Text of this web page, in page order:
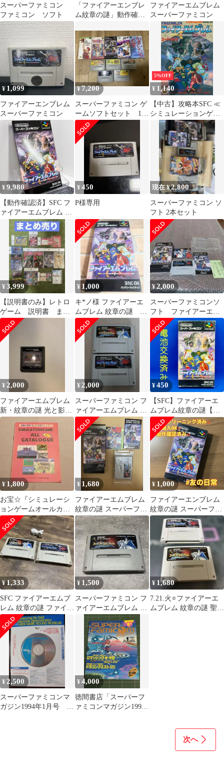
スーパーファミコン
ファミコン ソフト
「ファイアーエンブレ
ム紋章の謎」動作確認
ンソフト
ファイアーエムブレム
スーパーファミコン
¥ 1,099
ファイアーエンブレム
スーパーファミコン
¥7,200
スーパーファミコン ゲ
ームソフトセット 10
個
5%OFF
¥ 1,140
【中古】攻略本SFC ≪
シミュレーションゲー
ム≫ SFC ファイアーエ
ムブレム 紋章の謎 スー
パーガイド
¥9,980
【動作確認済】SFC フ
ァイアーエムブレム 紋
章の謎 スーパーファミ
コン 化粧箱付き
¥450
P様専用
現在 ¥2,800
スーパーファミコン ソ
フト 2本セット
¥3,999
【説明書のみ】レトロ
ゲーム 説明書 まと
め売り
¥ 1,000
キ*ノ様 ファイアーエ
ムブレム 紋章の謎 ス
ーパーファミコン ソ
フト 動作確認済
¥2,000
スーパーファミコンソ
フト ファイアーエム
ブレム紋章の謎 管理
ナンバー3952
¥ 2,000
ファイアーエムブレム
新・紋章の謎 光と影の
英雄 DS
¥ 2,000
スーパーファミコン フ
ァイアーエムブレム 2
本セット
¥450
【SFC】ファイアーエ
ムブレム紋章の謎【起
動・セーブ機能確認済
み】
¥ 1,800
お宝☆『シミュレーシ
ョンゲームオールカタ
ログ』The スーパーフ
ァミコン特別付録
¥ 1,680
ファイアーエムブレム
紋章の謎 スーパーファ
ミコン 箱説明書操作カ
ード付き
¥ 1,000
ファイアーエンブレム
紋章の謎 スーパーファ
ミコン ソフト 箱付き
説明書付き 3-170
¥ 1,333
SFC ファイアーエムブ
レム 紋章の謎 ファイア
ーエムブレム 聖戦の系
譜②
¥ 1,500
スーパーファミコン フ
ァイアーエムブレム 聖
戦の系譜 本体
¥ 1,680
7.21.火⭐️ファイアーエ
ムブレム 紋章の謎 聖戦
¥2,500
スーパーファミコンマ
ガジン1994年1月号 特
¥4,000
徳間書店「スーパーフ
ァミコンマガジン1994
次へ